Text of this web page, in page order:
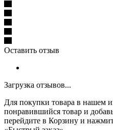
Оставить отзыв
Загрузка отзывов...
Для покупки товара в нашем
понравившийся товар и
перейдите в Корзину и